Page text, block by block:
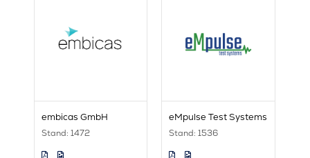
embicas GmbH
Stand: 1472
eMpulse Test Systems
Stand: 1536